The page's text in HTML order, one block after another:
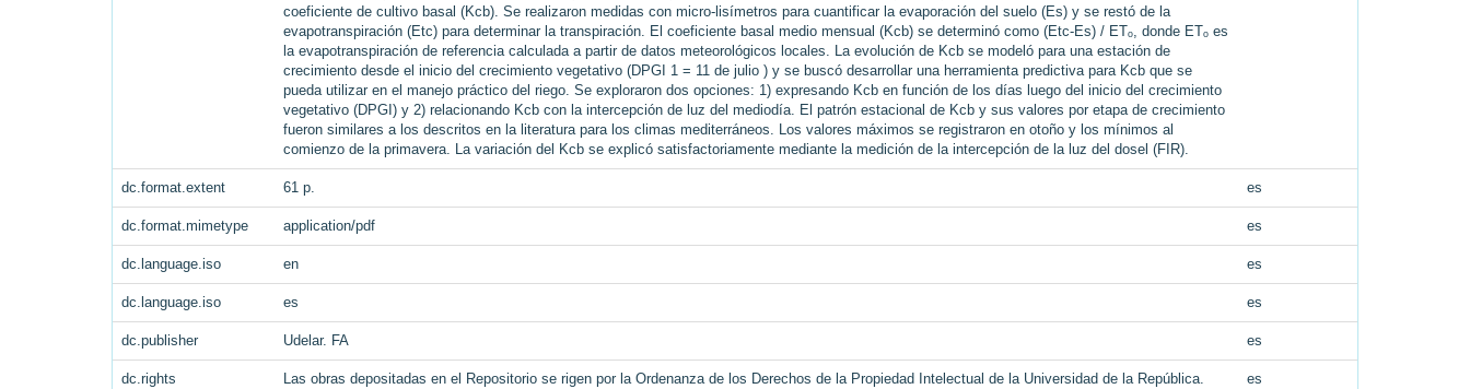
coeficiente de cultivo basal (Kcb). Se realizaron medidas con micro-lisímetros para cuantificar la evaporación del suelo (Es) y se restó de la
evapotranspiración (Etc) para determinar la transpiración. El coeficiente basal medio mensual (Kcb) se determinó como (Etc-Es) / ETₒ, donde ETₒ es
la evapotranspiración de referencia calculada a partir de datos meteorológicos locales. La evolución de Kcb se modeló para una estación de
crecimiento desde el inicio del crecimiento vegetativo (DPGI 1 = 11 de julio ) y se buscó desarrollar una herramienta predictiva para Kcb que se
pueda utilizar en el manejo práctico del riego. Se exploraron dos opciones: 1) expresando Kcb en función de los días luego del inicio del crecimiento
vegetativo (DPGI) y 2) relacionando Kcb con la intercepción de luz del mediodía. El patrón estacional de Kcb y sus valores por etapa de crecimiento
fueron similares a los descritos en la literatura para los climas mediterráneos. Los valores máximos se registraron en otoño y los mínimos al
comienzo de la primavera. La variación del Kcb se explicó satisfactoriamente mediante la medición de la intercepción de la luz del dosel (FIR).
dc.format.extent 61 p. es
dc.format.mimetype application/pdf es
dc.language.iso en es
dc.language.iso es es
dc.publisher Udelar. FA es
dc.rights
Las obras depositadas en el Repositorio se rigen por la Ordenanza de los Derechos de la Propiedad Intelectual de la Universidad de la República.
es